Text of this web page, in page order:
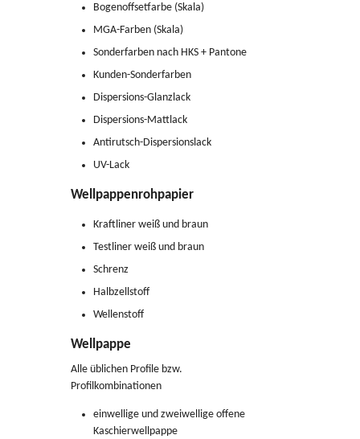
Bogenoffsetfarbe (Skala)
MGA-Farben (Skala)
Sonderfarben nach HKS + Pantone
Kunden-Sonderfarben
Dispersions-Glanzlack
Dispersions-Mattlack
Antirutsch-Dispersionslack
UV-Lack
Wellpappenrohpapier
Kraftliner weiß und braun
Testliner weiß und braun
Schrenz
Halbzellstoff
Wellenstoff
Wellpappe
Alle üblichen Profile bzw.
Profilkombinationen
einwellige und zweiwellige offene
Kaschierwellpappe